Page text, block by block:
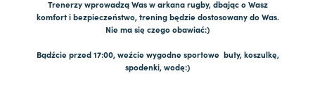
Trenerzy wprowadzą Was w arkana rugby, dbając o Wasz
komfort i bezpieczeństwo, trening będzie dostosowany do Was.
Nie ma się czego obawiać:)
Bądźcie przed 17:00, weźcie wygodne sportowe buty, koszulkę,
spodenki, wodę:)